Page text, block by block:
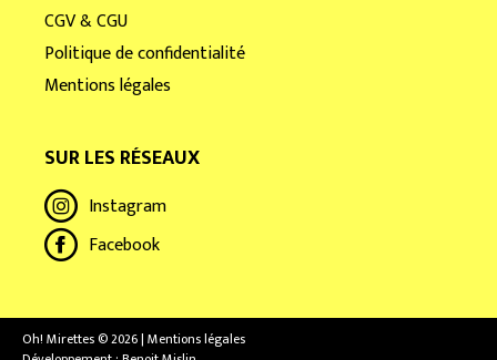
CGV & CGU
Politique de confidentialité
Mentions légales
SUR LES RÉSEAUX
Instagram
Facebook
Oh! Mirettes © 2026 | Mentions légales